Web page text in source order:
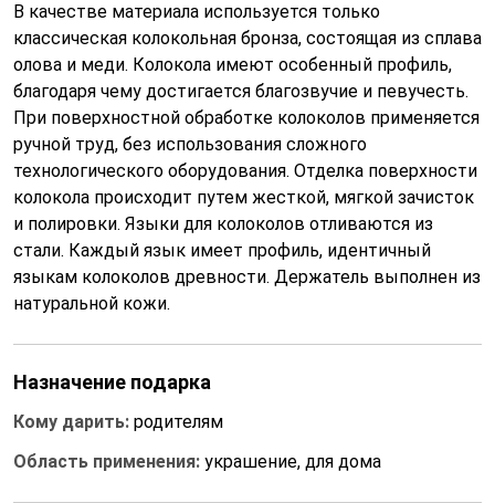
В качестве материала используется только
классическая колокольная бронза, состоящая из сплава
олова и меди. Колокола имеют особенный профиль,
благодаря чему достигается благозвучие и певучесть.
При поверхностной обработке колоколов применяется
ручной труд, без использования сложного
технологического оборудования. Отделка поверхности
колокола происходит путем жесткой, мягкой зачисток
и полировки. Языки для колоколов отливаются из
стали. Каждый язык имеет профиль, идентичный
языкам колоколов древности. Держатель выполнен из
натуральной кожи.
Назначение подарка
Кому дарить: родителям
Область применения: украшение, для дома